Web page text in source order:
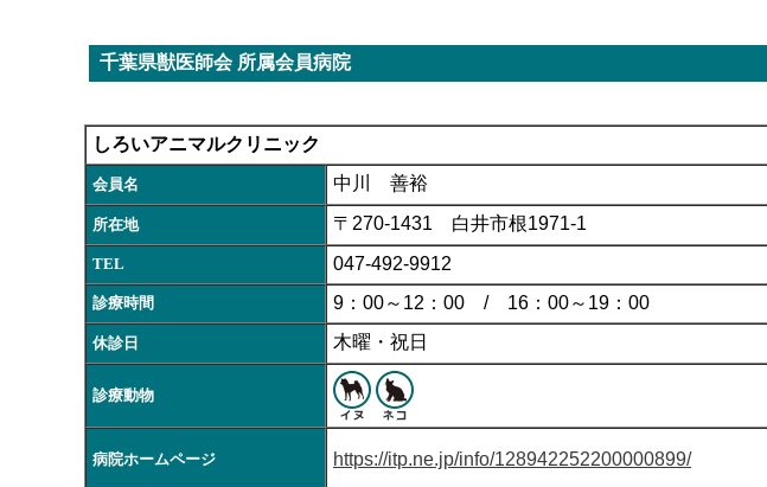
千葉県獣医師会 所属会員病院
しろいアニマルクリニック
会員名 中川 善裕
所在地 〒270-1431 白井市根1971-1
TEL 047-492-9912
診療時間 9：00～12：00 / 16：00～19：00
休診日 木曜・祝日
診療動物
病院ホームページ https://itp.ne.jp/info/128942252200000899/